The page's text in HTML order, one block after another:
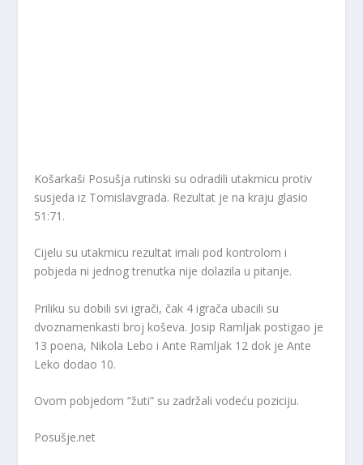
Košarkaši Posušja rutinski su odradili utakmicu protiv
susjeda iz Tomislavgrada. Rezultat je na kraju glasio
51:71.
Cijelu su utakmicu rezultat imali pod kontrolom i
pobjeda ni jednog trenutka nije dolazila u pitanje.
Priliku su dobili svi igrači, čak 4 igrača ubacili su
dvoznamenkasti broj koševa. Josip Ramljak postigao je
13 poena, Nikola Lebo i Ante Ramljak 12 dok je Ante
Leko dodao 10.
Ovom pobjedom “žuti” su zadržali vodeću poziciju.
Posušje.net